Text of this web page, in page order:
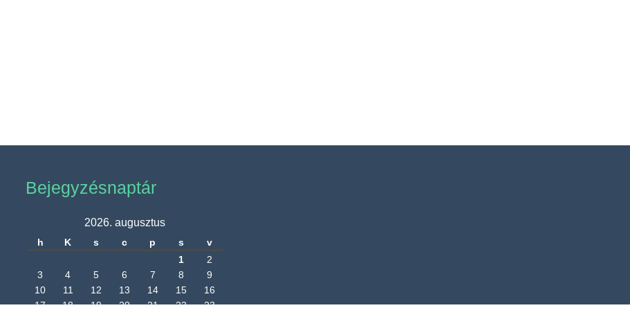
Bejegyzésnaptár
2026. augusztus
h K s c p s
v
1
2
3
4 5 6 7 8
9
10
11 12 13 14 15
16
17
18 19 20 21 22 23